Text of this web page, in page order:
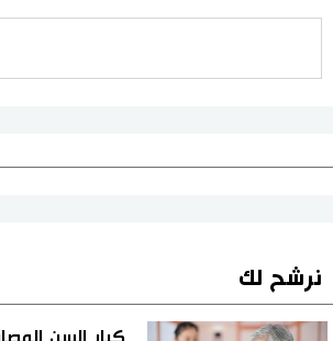
نرشح لك